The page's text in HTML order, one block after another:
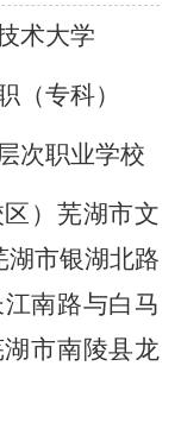
术大学
（专科）
次职业学校
区）芜湖市文
湖市银湖北路
南路与白马
市南陵县龙